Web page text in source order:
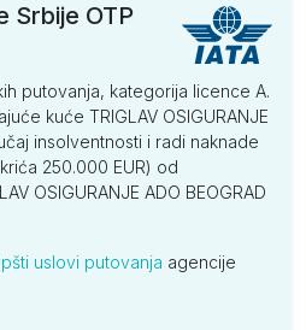
Srbije OTP
putovanja, kategorija licence A.
kuće TRIGLAV OSIGURANJE
insolventnosti i radi naknade
250.000 EUR) od
OSIGURANJE ADO BEOGRAD
uslovi putovanja agencije